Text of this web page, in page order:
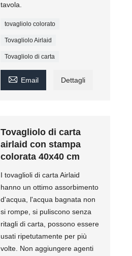
tavola.
tovagliolo colorato
Tovagliolo Airlaid
Tovagliolo di carta
 Email Dettagli
Tovagliolo di carta
airlaid con stampa
colorata 40x40 cm
I tovaglioli di carta Airlaid
hanno un ottimo assorbimento
d'acqua, l'acqua bagnata non
si rompe, si puliscono senza
ritagli di carta, possono essere
usati ripetutamente per più
volte. Non aggiungere agenti